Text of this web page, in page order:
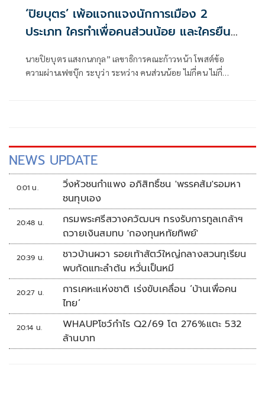
‘ปิยบุตร’ เพ้อแจกแจงนักการเมือง 2
ประเภท ใครทำเพื่อคนส่วนน้อย และใครยืน
นายปิยบุตร แสงกนกกุล” เลขาธิการคณะก้าวหน้า โพสต์ข้อ
ความผ่านเฟซบุ๊ก ระบุว่า ระหว่าง คนส่วนน้อย ไม่กี่คน ไม่กี่
NEWS UPDATE
0:01 น.
วิ่งหัวชนกำแพง อภิสิทธิ์ชน 'พรรคส้ม'รอมหา
ชนทุบเอง
20:48 น.
กรมพระศรีสวางควัฒนฯ ทรงรับการทูลเกล้าฯ
ถวายเงินสมทบ 'กองทุนหทัยทิพย์'
20:39 น.
ชาวบ้านผวา รอยเท้าสัตว์ใหญ่กลางสวนทุเรียน
พบกัดแทะลำต้น หวั่นเป็นหมี
20:27 น.
การเคหะแห่งชาติ เร่งขับเคลื่อน ‘บ้านเพื่อคน
ไทย’
20:14 น.
WHAUPโชว์กำไร Q2/69 โต 276%แตะ 532
ล้านบาท